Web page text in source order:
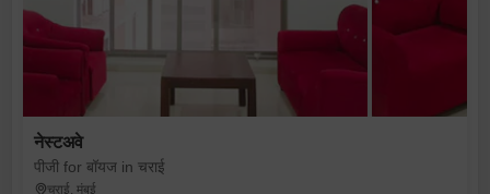
नेस्टअवे
पीजी for बॉयज in चराई
चराई, मुंबई